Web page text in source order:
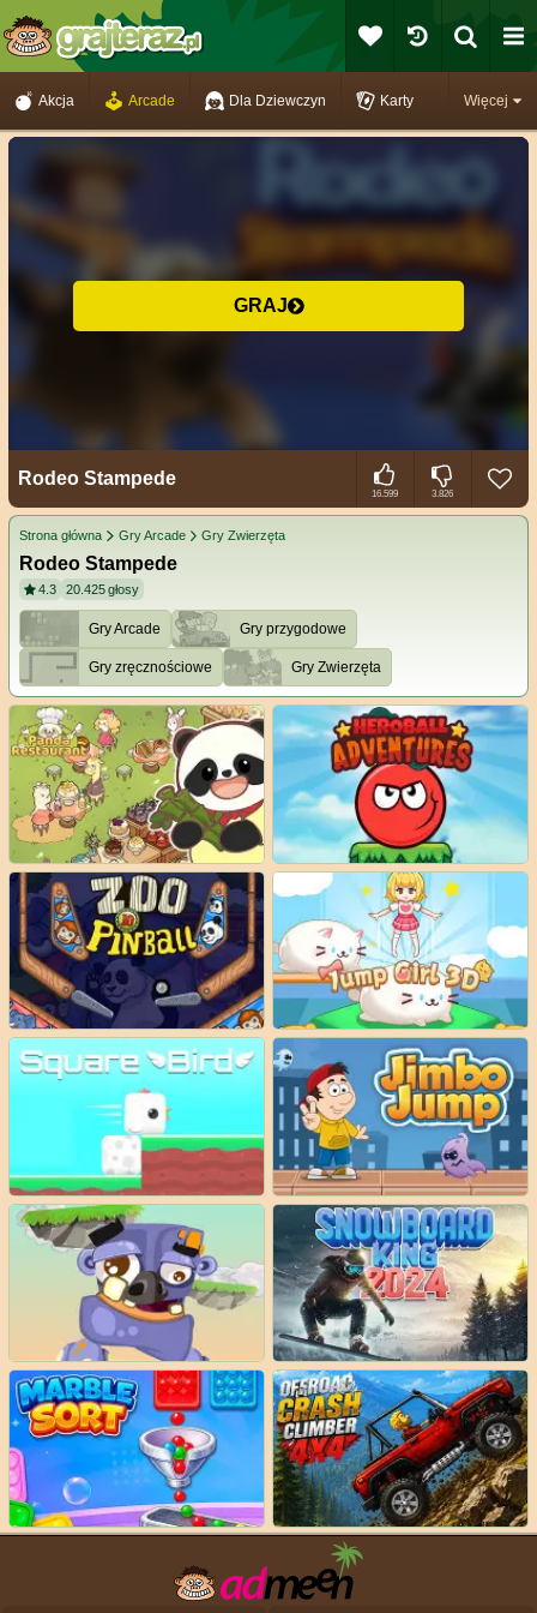
Więcej
Akcja Arcade Dla Dziewczyn Karty
GRAJ
Rodeo Stampede
16.599 3.826
Strona główna Gry Arcade Gry Zwierzęta
Rodeo Stampede
4.3 20.425głosy
Gry Arcade Gry przygodowe
Gry zręcznościowe Gry Zwierzęta